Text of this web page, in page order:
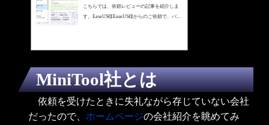
こちらでは、依頼レビューの記事を紹介しま
す。EaseUS様EaseUS様からのご依頼で、バッ
MiniTool社とは
依頼を受けたときに失礼ながら存じていない会社
だったので、 ホームページの会社紹介を眺めてみ